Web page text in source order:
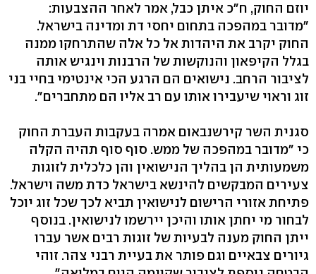
יוזם החוק, ח"כ איתן כבל, אמר לאחר ההצבעות:
"מדובר במהפכה בתחום יחסי דת ומדינה בישראל.
החוק יקרב את היהדות אל כל אלה שהתרחקו ממנה
בגלל הקיפאון והנוקשות של הרבנות וינגיש אותה
לציבור הרחב. נישואים הם הרגע הכי אינטימי בחיי בני
זוג וראוי שיעבירו אותו עם רב אליו הם מתחברים".
סגנית השר קירשנבאום אמרה בעקבות העברת החוק
כי "מדובר במהפכה של ממש. סוף סוף תהיה הקלה
משמעותית הן בהליך הנישואין והן כלכלית לזוגות
צעירים המבקשים להינשא בישראל כדת משה וישראל.
פתיחת אזורי הרישום לנישואין תביא לכך שכל זוג יוכל
לבחור מי יחתן אותו והיכן יירשמו לנישואין. בנוסף
ייתן החוק מענה לבעיות של זוגות רבים אשר עברו
גיורים צבאיים וגם פותר את בעיית רבני צהר. זוהי